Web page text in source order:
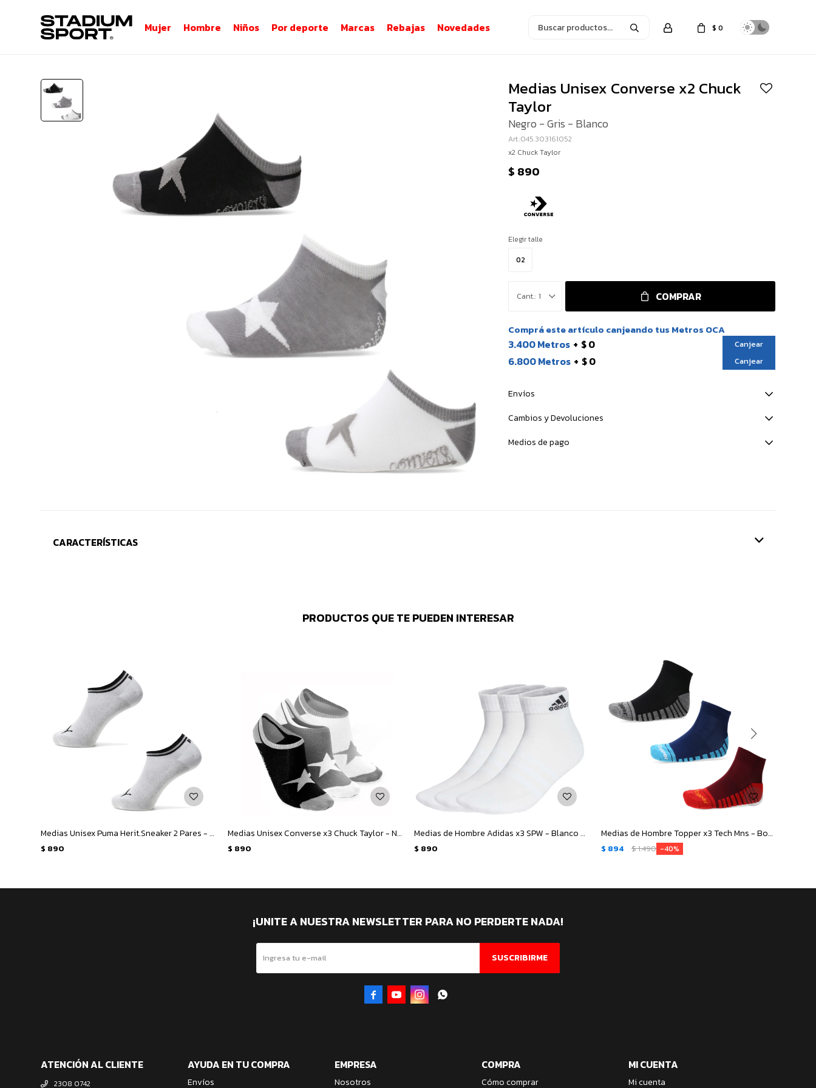
Mujer Hombre Niños Por deporte Marcas Rebajas Novedades $ 0
Medias Unisex Converse x2 Chuck
Taylor
Negro - Gris - Blanco
045.303161052
x2 Chuck Taylor
$ 890
Elegir talle
02
1 COMPRAR
Comprá este artículo canjeando tus Metros OCA
3.400 Metros $ 0 Canjear
6.800 Metros $ 0 Canjear
Envíos
Cambios y Devoluciones
Medios de pago
CARACTERÍSTICAS
PRODUCTOS QUE TE PUEDEN INTERESAR
Medias Unisex Puma Herit.Sneaker 2 Pares - Blanco - Negro
$ 890
Medias Unisex Converse x3 Chuck Taylor - Negro - Gris - Blanco
$ 890
Medias de Hombre Adidas x3 SPW - Blanco - Negro
$ 890
Medias de Hombre Topper x3 Tech Mns - Bordó - Azul - Negro
$ 894 $1.490 40
ATENCIÓN AL CLIENTE
2308 0742
AYUDA EN TU COMPRA
Envíos
EMPRESA
Nosotros
COMPRA
Cómo comprar
MI CUENTA
Mi cuenta
¡UNITE A NUESTRA NEWSLETTER PARA NO PERDERTE NADA!
SUSCRIBIRME
   